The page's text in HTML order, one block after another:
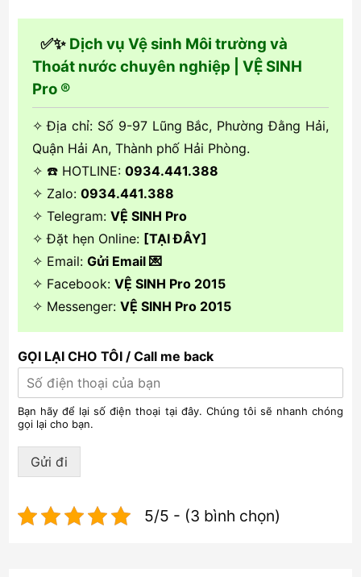
✅✨ Dịch vụ Vệ sinh Môi trường và
Thoát nước chuyên nghiệp | VỆ SINH
Pro ®
✧ Địa chỉ: Số 9-97 Lũng Bắc, Phường Đằng Hải,
Quận Hải An, Thành phố Hải Phòng.
✧ ☎️ HOTLINE: 0934.441.388
✧ Zalo: 0934.441.388
✧ Telegram: VỆ SINH Pro
✧ Đặt hẹn Online: [TẠI ĐÂY]
✧ Email: Gửi Email 💌
✧ Facebook: VỆ SINH Pro 2015
✧ Messenger: VỆ SINH Pro 2015
GỌI LẠI CHO TÔI / Call me back
Bạn hãy để lại số điện thoại tại đây. Chúng tôi sẽ nhanh chóng
gọi lại cho bạn.
Gửi đi
5/5 - (3 bình chọn)